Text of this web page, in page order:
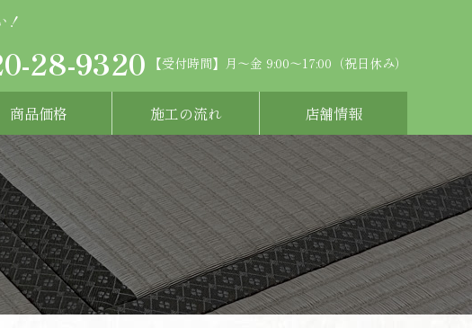
！
28-9320 【受付時間】月～金 9:00～17:00（祝日休み）
商品価格 施工の流れ 店舗情報